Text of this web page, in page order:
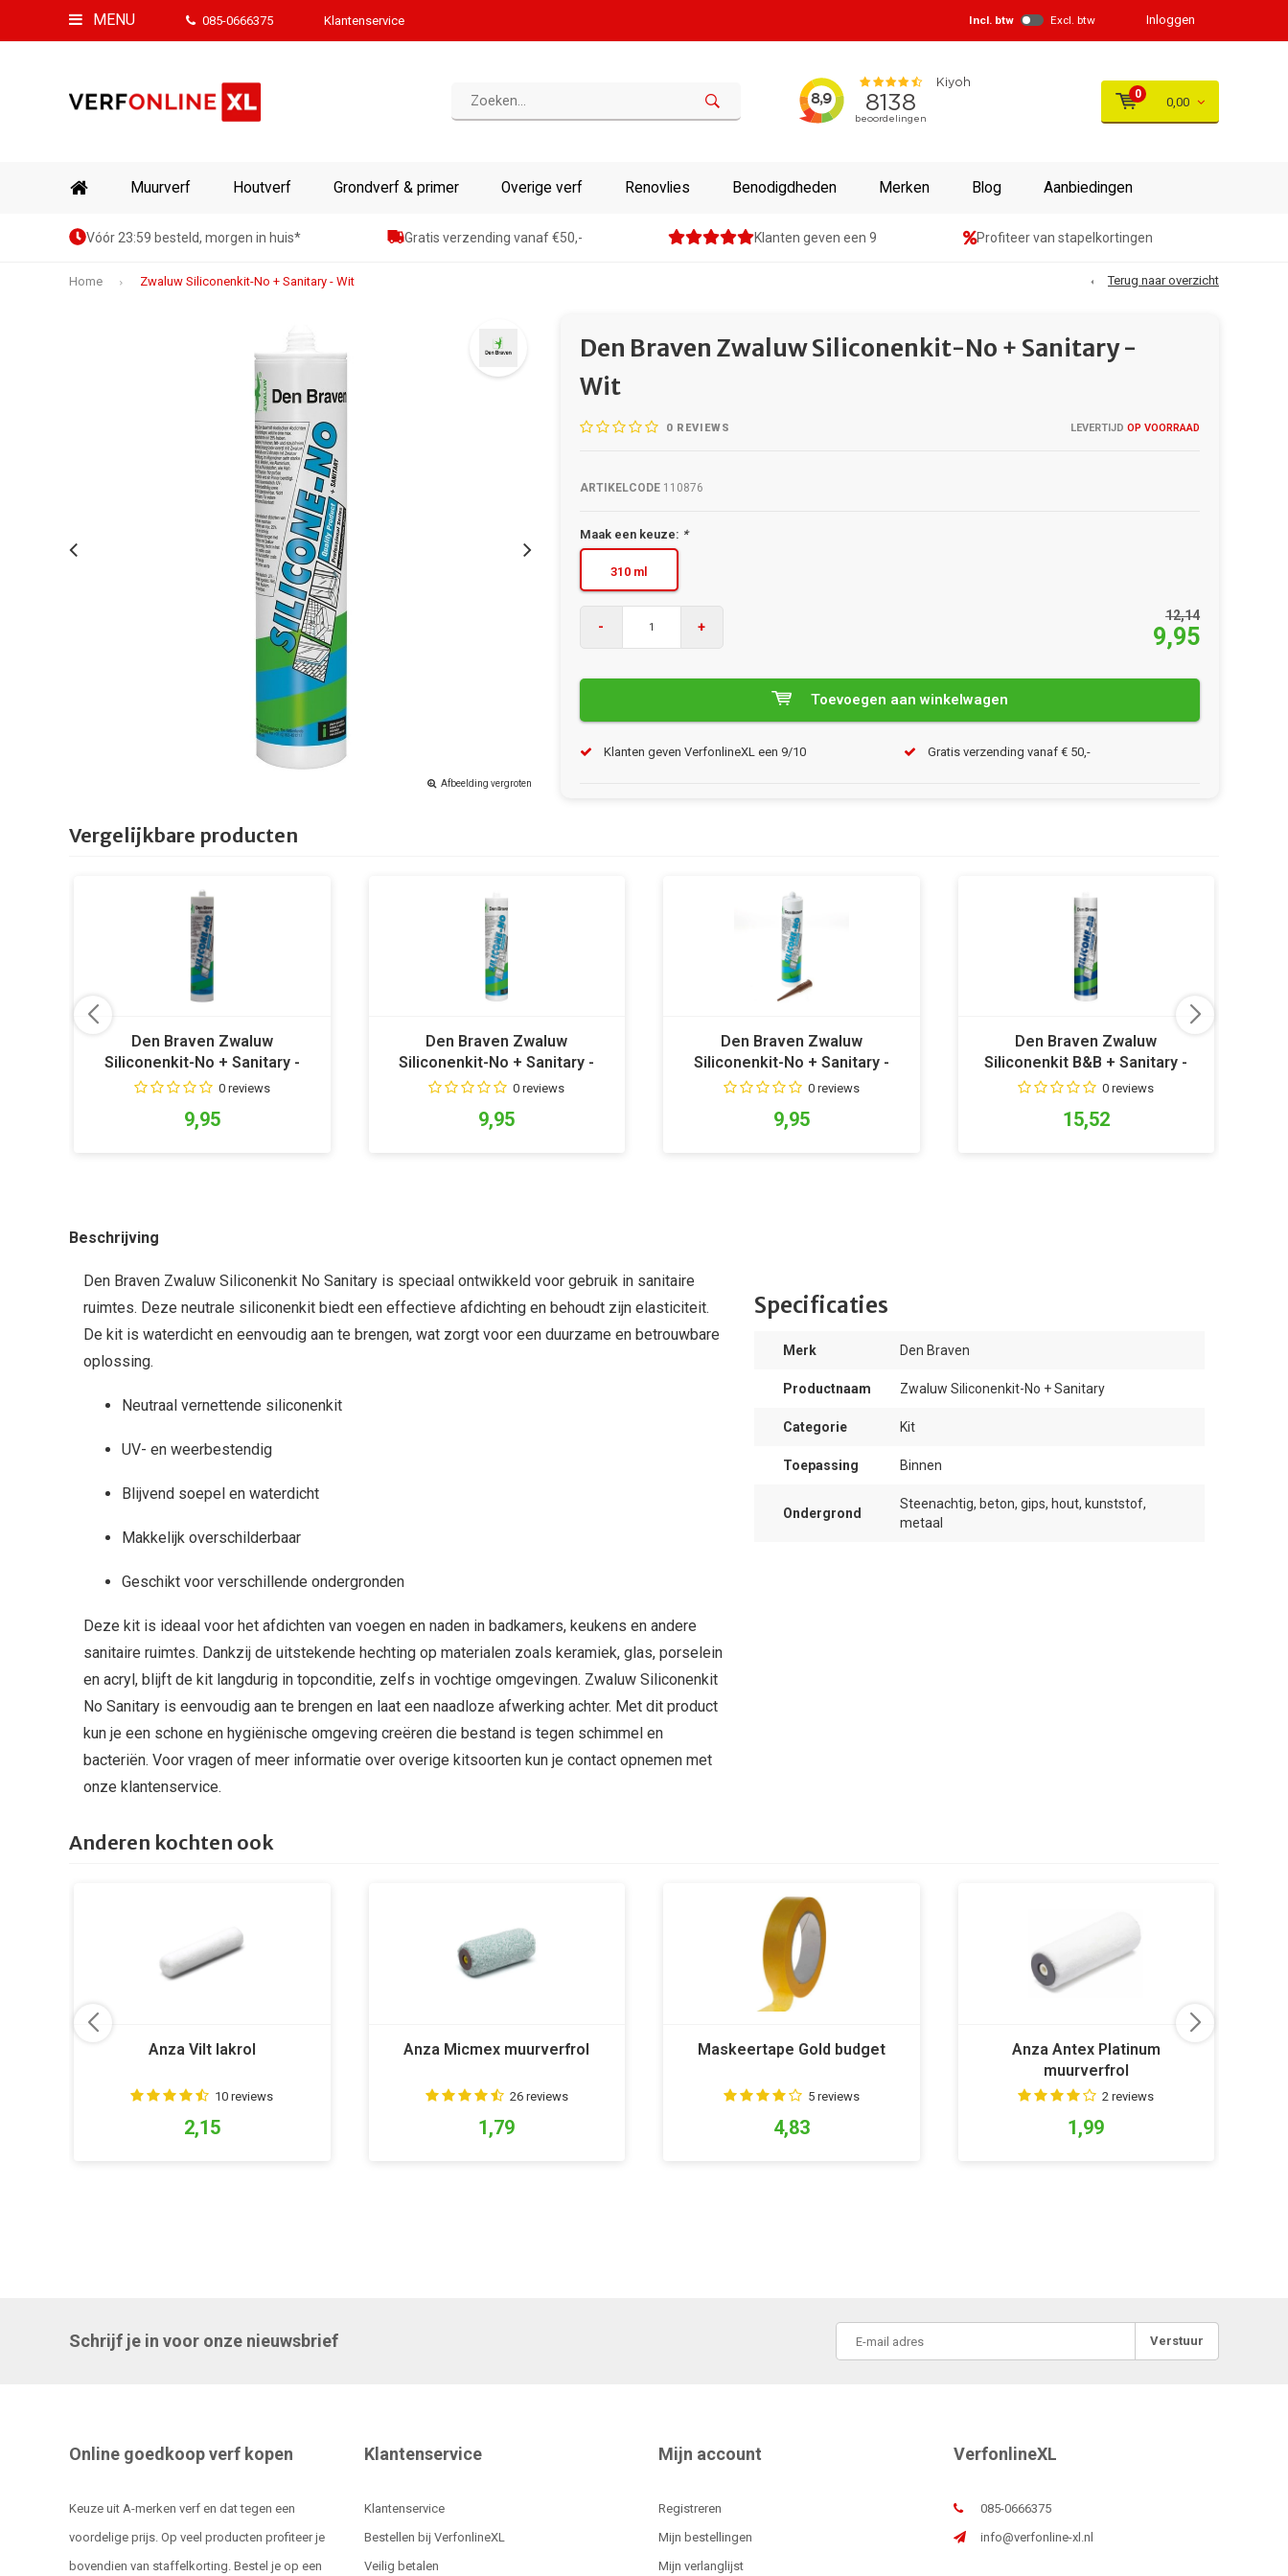
MENU 085-0666375 Klantenservice Incl. btw Excl. btw Inloggen
0
0,00
Muurverf Houtverf Grondverf & primer Overige verf Renovlies Benodigdheden Merken Blog Aanbiedingen
Vóór 23:59 besteld, morgen in huis* Gratis verzending vanaf €50,- Klanten geven een 9 Profiteer van stapelkortingen
Home Zwaluw Siliconenkit-No + Sanitary - Wit Terug naar overzicht
Afbeelding vergroten
Den Braven Zwaluw Siliconenkit-No + Sanitary -
Wit
0REVIEWS LEVERTIJD OP VOORRAAD
ARTIKELCODE110876
Maak een keuze: *
310 ml
- +
12,14
9,95
Toevoegen aan winkelwagen
Klanten geven VerfonlineXL een 9/10 Gratis verzending vanaf € 50,-
Vergelijkbare producten
Den Braven Zwaluw
Siliconenkit-No + Sanitary -
Zwart0 reviews
9,95
Den Braven Zwaluw
Siliconenkit-No + Sanitary -
Grijs0 reviews
9,95
Den Braven Zwaluw
Siliconenkit-No + Sanitary -
Bruin0 reviews
9,95
Den Braven Zwaluw
Siliconenkit B&B + Sanitary -
Wit 0 reviews
15,52
Beschrijving
Den Braven Zwaluw Siliconenkit No Sanitary is speciaal ontwikkeld voor gebruik in sanitaire
ruimtes. Deze neutrale siliconenkit biedt een effectieve afdichting en behoudt zijn elasticiteit.
De kit is waterdicht en eenvoudig aan te brengen, wat zorgt voor een duurzame en betrouwbare
oplossing.
Neutraal vernettende siliconenkit
UV- en weerbestendig
Blijvend soepel en waterdicht
Makkelijk overschilderbaar
Geschikt voor verschillende ondergronden
Deze kit is ideaal voor het afdichten van voegen en naden in badkamers, keukens en andere
sanitaire ruimtes. Dankzij de uitstekende hechting op materialen zoals keramiek, glas, porselein
en acryl, blijft de kit langdurig in topconditie, zelfs in vochtige omgevingen. Zwaluw Siliconenkit
No Sanitary is eenvoudig aan te brengen en laat een naadloze afwerking achter. Met dit product
kun je een schone en hygiënische omgeving creëren die bestand is tegen schimmel en
bacteriën. Voor vragen of meer informatie over overige kitsoorten kun je contact opnemen met
onze klantenservice.
Specificaties
Merk Den Braven
Productnaam Zwaluw Siliconenkit-No + Sanitary
Categorie Kit
Toepassing Binnen
Ondergrond
Steenachtig, beton, gips, hout, kunststof,
metaal
Anderen kochten ook
Anza Vilt lakrol
10 reviews
2,15
Anza Micmex muurverfrol
26 reviews
1,79
Maskeertape Gold budget
5 reviews
4,83
Anza Antex Platinum
muurverfrol
2 reviews
1,99
Schrijf je in voor onze nieuwsbrief Verstuur
Online goedkoop verf kopen
Keuze uit A-merken verf en dat tegen een
voordelige prijs. Op veel producten profiteer je
bovendien van staffelkorting. Bestel je op een
Klantenservice
Klantenservice
Bestellen bij VerfonlineXL
Veilig betalen
Mijn account
Registreren
Mijn bestellingen
Mijn verlanglijst
VerfonlineXL
085-0666375
info@verfonline-xl.nl